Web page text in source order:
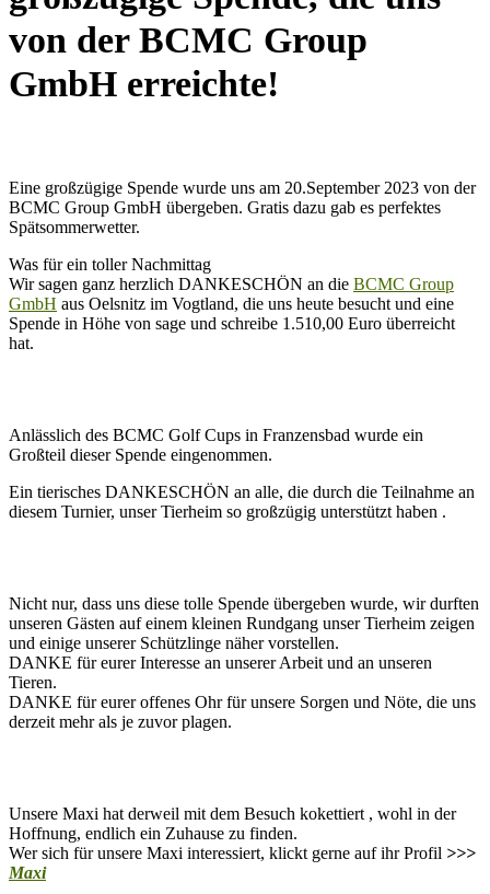
von der BCMC Group
GmbH erreichte!
Eine großzügige Spende wurde uns am 20.September 2023 von der
BCMC Group GmbH übergeben. Gratis dazu gab es perfektes
Spätsommerwetter.
Was für ein toller Nachmittag
Wir sagen ganz herzlich DANKESCHÖN an die BCMC Group
GmbH aus Oelsnitz im Vogtland, die uns heute besucht und eine
Spende in Höhe von sage und schreibe 1.510,00 Euro überreicht
hat.
Anlässlich des BCMC Golf Cups in Franzensbad wurde ein
Großteil dieser Spende eingenommen.
Ein tierisches DANKESCHÖN an alle, die durch die Teilnahme an
diesem Turnier, unser Tierheim so großzügig unterstützt haben .
Nicht nur, dass uns diese tolle Spende übergeben wurde, wir durften
unseren Gästen auf einem kleinen Rundgang unser Tierheim zeigen
und einige unserer Schützlinge näher vorstellen.
DANKE für eurer Interesse an unserer Arbeit und an unseren
Tieren.
DANKE für eurer offenes Ohr für unsere Sorgen und Nöte, die uns
derzeit mehr als je zuvor plagen.
Unsere Maxi hat derweil mit dem Besuch kokettiert , wohl in der
Hoffnung, endlich ein Zuhause zu finden.
Wer sich für unsere Maxi interessiert, klickt gerne auf ihr Profil >>>
Maxi